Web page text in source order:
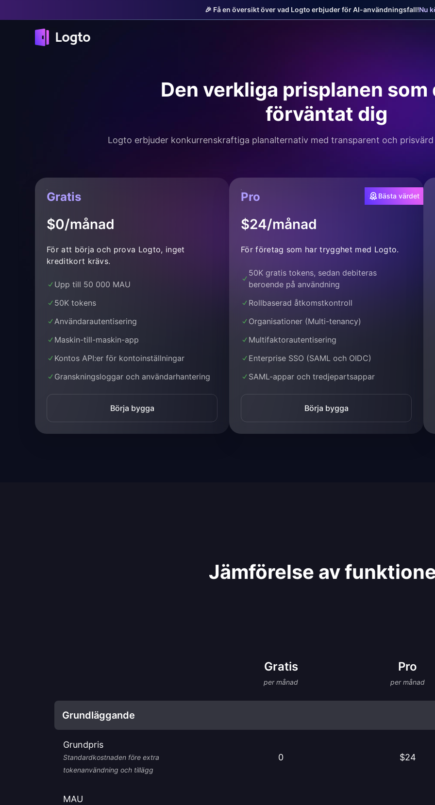
🎉 Få en översikt över vad Logto erbjuder för AI-användningsfall!Nu
Den verkliga prisplanen som
förväntat dig
Logto erbjuder konkurrenskraftiga planalternativ med transparent och
Gratis
$0/månad
För att börja och prova Logto, inget
kreditkort krävs.
Upp till 50 000 MAU
50K tokens
Användarautentisering
Maskin-till-maskin-app
Kontos API:er för kontoinställningar
Granskningsloggar och användarhantering
Börja bygga
Pro Bästa värdet
$24/månad
För företag som har trygghet med Logto.
50K gratis tokens, sedan debiteras
beroende på användning
Rollbaserad åtkomstkontroll
Organisationer (Multi-tenancy)
Multifaktorautentisering
Enterprise SSO (SAML och OIDC)
SAML-appar och tredjepartsappar
Börja bygga
Jämförelse av
Gratis
per månad
Pro
per månad
Grundläggande
Grundpris
Standardkostnaden före extra
tokenanvändning och tillägg
0 $24
MAU